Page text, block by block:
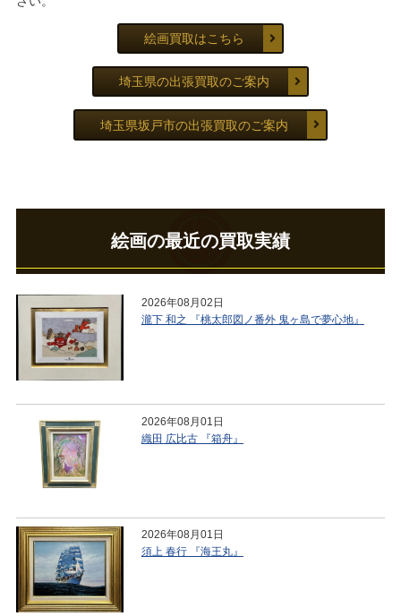
絵画買取はこちら
埼玉県の出張買取のご案内
埼玉県坂戸市の出張買取のご案内
絵画の最近の買取実績
2026年08月02日
瀧下 和之 『桃太郎図ノ番外 鬼ヶ島で夢心地』
2026年08月01日
織田 広比古 『箱舟』
2026年08月01日
須上 春行 『海王丸』